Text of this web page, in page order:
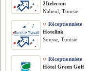
2Itelecom
Nabeul, Tunisie
›› Réceptionniste
Hotelink
Sousse, Tunisie
›› Réceptionniste
Hôtel Green Golf